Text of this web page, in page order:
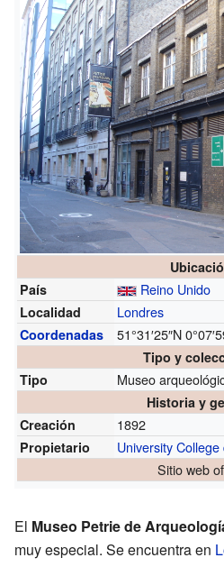
País
Reino Unido
Localidad Londres
Coordenadas 51°31′25″N
Tipo y
Tipo
Museo
Historia y
Creación
1892
Propietario
University
Sitio web
El Museo Petrie de
muy especial. Se encuentra en